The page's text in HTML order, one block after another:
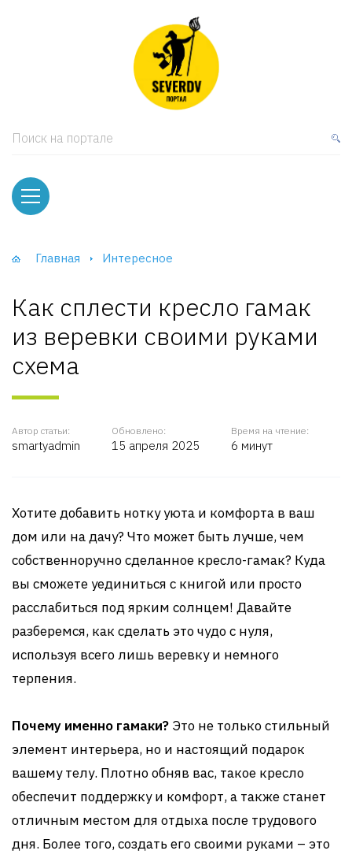
Поиск на портале
Главная Интересное
Как сплести кресло гамак
из веревки своими руками
схема
Автор статьи:
smartyadmin
Обновлено:
15 апреля 2025
Время на чтение:
6 минут
Хотите добавить нотку уюта и комфорта в ваш
дом или на дачу? Что может быть лучше, чем
собственноручно сделанное кресло-гамак? Куда
вы сможете уединиться с книгой или просто
расслабиться под ярким солнцем! Давайте
разберемся, как сделать это чудо с нуля,
используя всего лишь веревку и немного
терпения.
Почему именно гамаки? Это не только стильный
элемент интерьера, но и настоящий подарок
вашему телу. Плотно обняв вас, такое кресло
обеспечит поддержку и комфорт, а также станет
отличным местом для отдыха после трудового
дня. Более того, создать его своими руками – это
и тумбы